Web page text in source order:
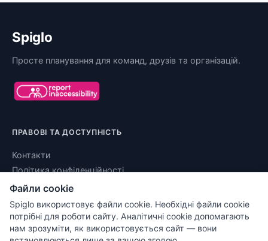
Файли cookie
Spiglo використовує файли cookie. Необхідні файли cookie
потрібні для роботи сайту. Аналітичні cookie допомагають
нам зрозуміти, як використовується сайт — вони
Spiglo
Просте планування для команд, друзів та організацій.
ПРАВОВІ ТА ДОСТУПНІСТЬ
Контакти
Політика конфіденційності
Умови використання
Юридична інформація
Заява про доступність
Налаштування cookies